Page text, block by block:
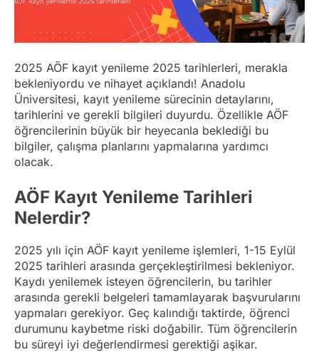
2025 AÖF kayıt yenileme 2025 tarihlerleri, merakla
bekleniyordu ve nihayet açıklandı! Anadolu
Üniversitesi, kayıt yenileme sürecinin detaylarını,
tarihlerini ve gerekli bilgileri duyurdu. Özellikle AÖF
öğrencilerinin büyük bir heyecanla beklediği bu
bilgiler, çalışma planlarını yapmalarına yardımcı
olacak.
AÖF Kayıt Yenileme Tarihleri
Nelerdir?
2025 yılı için AÖF kayıt yenileme işlemleri, 1-15 Eylül
2025 tarihleri arasında gerçekleştirilmesi bekleniyor.
Kaydı yenilemek isteyen öğrencilerin, bu tarihler
arasında gerekli belgeleri tamamlayarak başvurularını
yapmaları gerekiyor. Geç kalındığı taktirde, öğrenci
durumunu kaybetme riski doğabilir. Tüm öğrencilerin
bu süreyi iyi değerlendirmesi gerektiği aşikar.